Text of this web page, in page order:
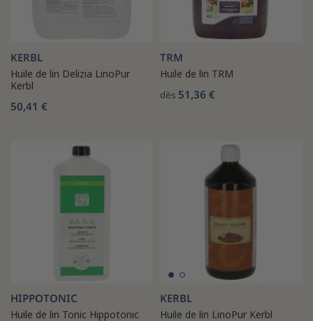
KERBL
Huile de lin Delizia LinoPur
Kerbl
50,41 €
TRM
Huile de lin TRM
dès 51,36 €
HIPPOTONIC
Huile de lin Tonic Hippotonic
KERBL
Huile de lin LinoPur Kerbl